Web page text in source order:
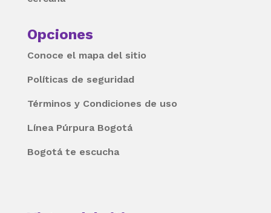
Opciones
Conoce el mapa del sitio
Políticas de seguridad
Términos y Condiciones de uso
Línea Púrpura Bogotá
Bogotá te escucha